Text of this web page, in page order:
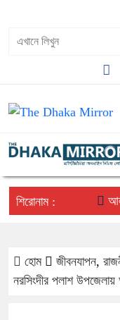
শিরোনাম :
হোম জীবনযাপন,
নরসিংদীর পলাশ উপজেলায়